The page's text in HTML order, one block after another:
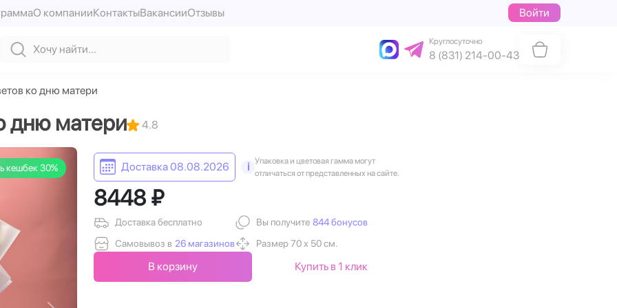
О компанииКонтактыВакансииОтзывы Войти
Круглосуточно
8 (831) 214-00-43
ко дню матери
дню матери 4.8
кешбек 30% Доставка 08.08.2026 i
Упаковка и цветовая гамма могут
отличаться от представленных на сайте.
8448 ₽
Доставка бесплатно
Самовывоз в 26 магазинов
Вы получите 844 бонусов
Размер 70 х 50 см.
В корзину Купить в 1 клик